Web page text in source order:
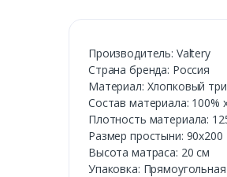
Производитель: Valtery
Страна бренда: Россия
Материал: Хлопковый
Состав материала: 100%
Плотность материала:
Размер простыни: 90х200
Высота матраса: 20 см
Упаковка: